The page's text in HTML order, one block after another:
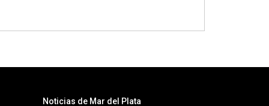
Noticias de Mar del Plata